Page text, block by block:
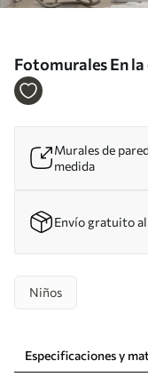
Fotomurales En
Murales de
medida
Envío gratuito
Niños
Especificaciones y